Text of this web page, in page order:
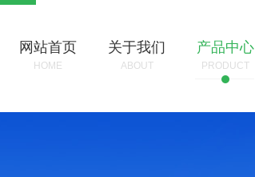
网站首页
HOME
关于我们
ABOUT
产品中心
PRODUCT